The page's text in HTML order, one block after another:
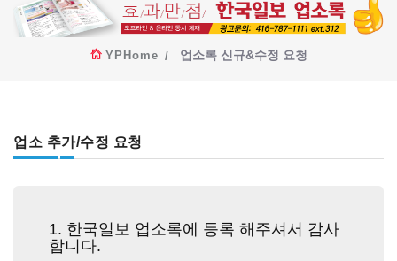
YPHome 업소록 신규&수정 요청
업소 추가/수정 요청
1. 한국일보 업소록에 등록 해주셔서 감사
합니다.